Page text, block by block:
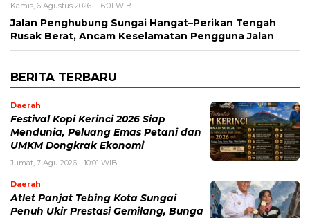
Kamis, 6 Agustus 2026 - 16:01 WIB
Jalan Penghubung Sungai Hangat–Perikan Tengah
Rusak Berat, Ancam Keselamatan Pengguna Jalan
BERITA TERBARU
Daerah
Festival Kopi Kerinci 2026 Siap
Mendunia, Peluang Emas Petani dan
UMKM Dongkrak Ekonomi
Jumat, 7 Agu 2026 - 10:01 WIB
Daerah
Atlet Panjat Tebing Kota Sungai
Penuh Ukir Prestasi Gemilang, Bunga